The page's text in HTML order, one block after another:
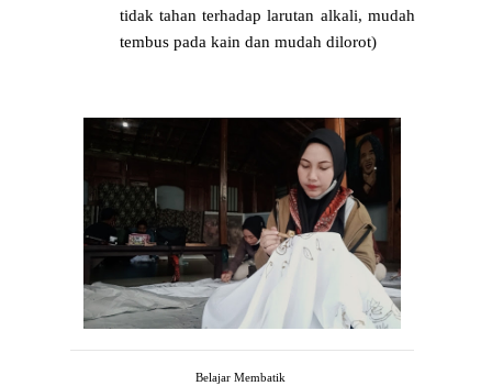
tidak tahan terhadap larutan alkali, mudah
tembus pada kain dan mudah dilorot)
Belajar Membatik